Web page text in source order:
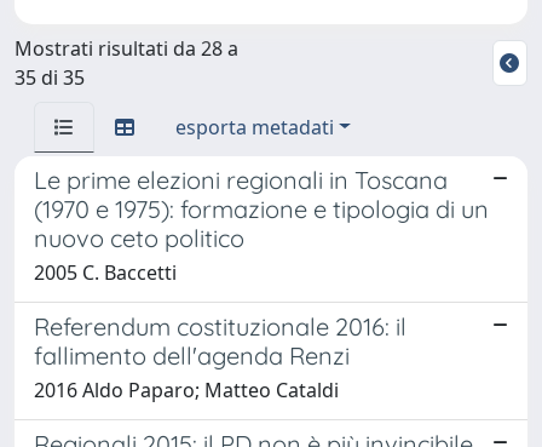
Mostrati risultati da 28 a
35 di 35
esporta metadati
Le prime elezioni regionali in Toscana
(1970 e 1975): formazione e tipologia di un
nuovo ceto politico
2005 C. Baccetti
Referendum costituzionale 2016: il
fallimento dell'agenda Renzi
2016 Aldo Paparo; Matteo Cataldi